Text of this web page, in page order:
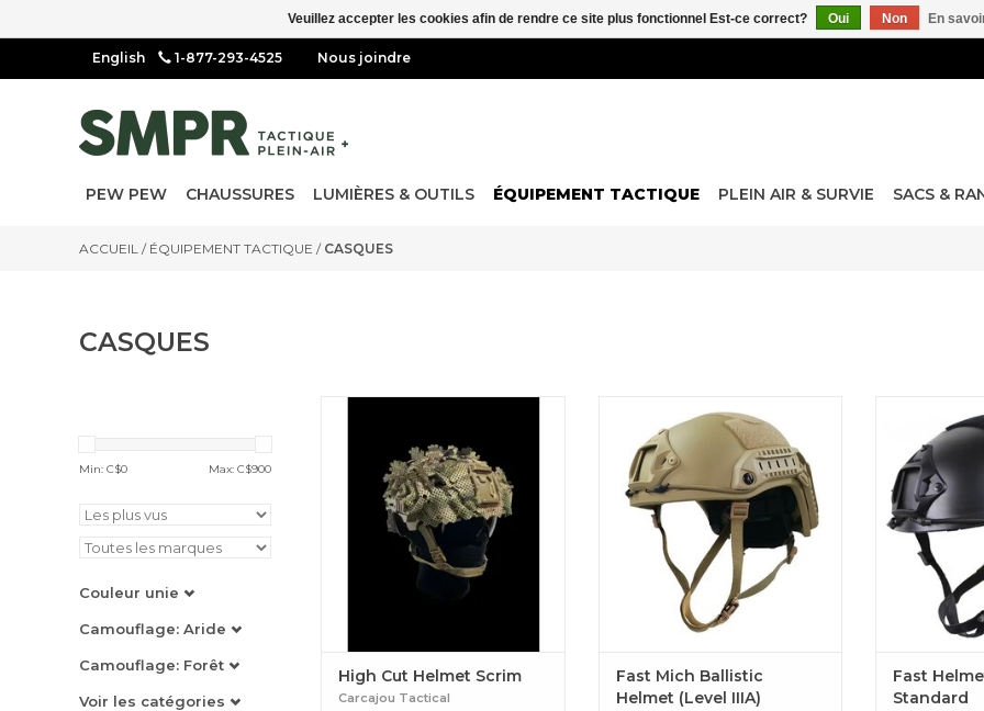
1-877-293-4525 Nous joindre
PEW PEW CHAUSSURES LUMIÈRES & OUTILS ÉQUIPEMENT TACTIQUE PLEIN AIR & SURVIE SACS &
ACCUEIL / ÉQUIPEMENT TACTIQUE / CASQUES
CASQUES
Min: C$0 Max: C$900
Couleur unie
Camouflage: Aride
Camouflage: Forêt
Voir les catégories
équipement avec cette solution
simple et efficace. Le seul scrim de
casque personnalisable sur le
marché. High Cut Helmet Scrim
High Cut Helmet Scrim
Carcajou Tactical
est fabriqué en UHMWPE pour une
sensation de légèreté tout en
offrant une protection de niveau
IIIA+. Fast Mich Ballistic Helmet
(Level IIIA)
Fast Mich Ballistic
Helmet (Level IIIA)
est une
balistique
Helmet-
Fast
Standard
Veuillez accepter les cookies afin de rendre ce site plus fonctionnel Est-ce correct? Oui Non En